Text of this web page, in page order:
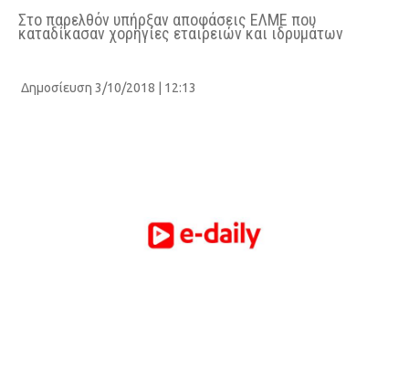
Viral
City Guide
Στο παρελθόν υπήρξαν αποφάσεις ΕΛΜΕ που
καταδίκασαν χορηγίες εταιρειών και ιδρυμάτων
Δημοσίευση 3/10/2018 | 12:13